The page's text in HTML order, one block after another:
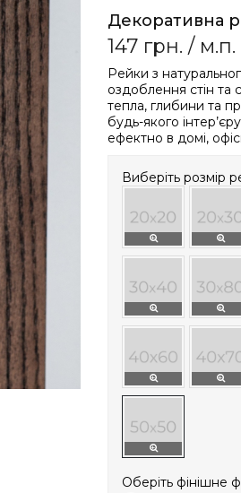
Декоративна
147 грн. / м.п.
Рейки з
оздоблення стін та
тепла, глибини та
будь-якого
ефектно в домі,
Виберіть розмір
Оберіть фінішне